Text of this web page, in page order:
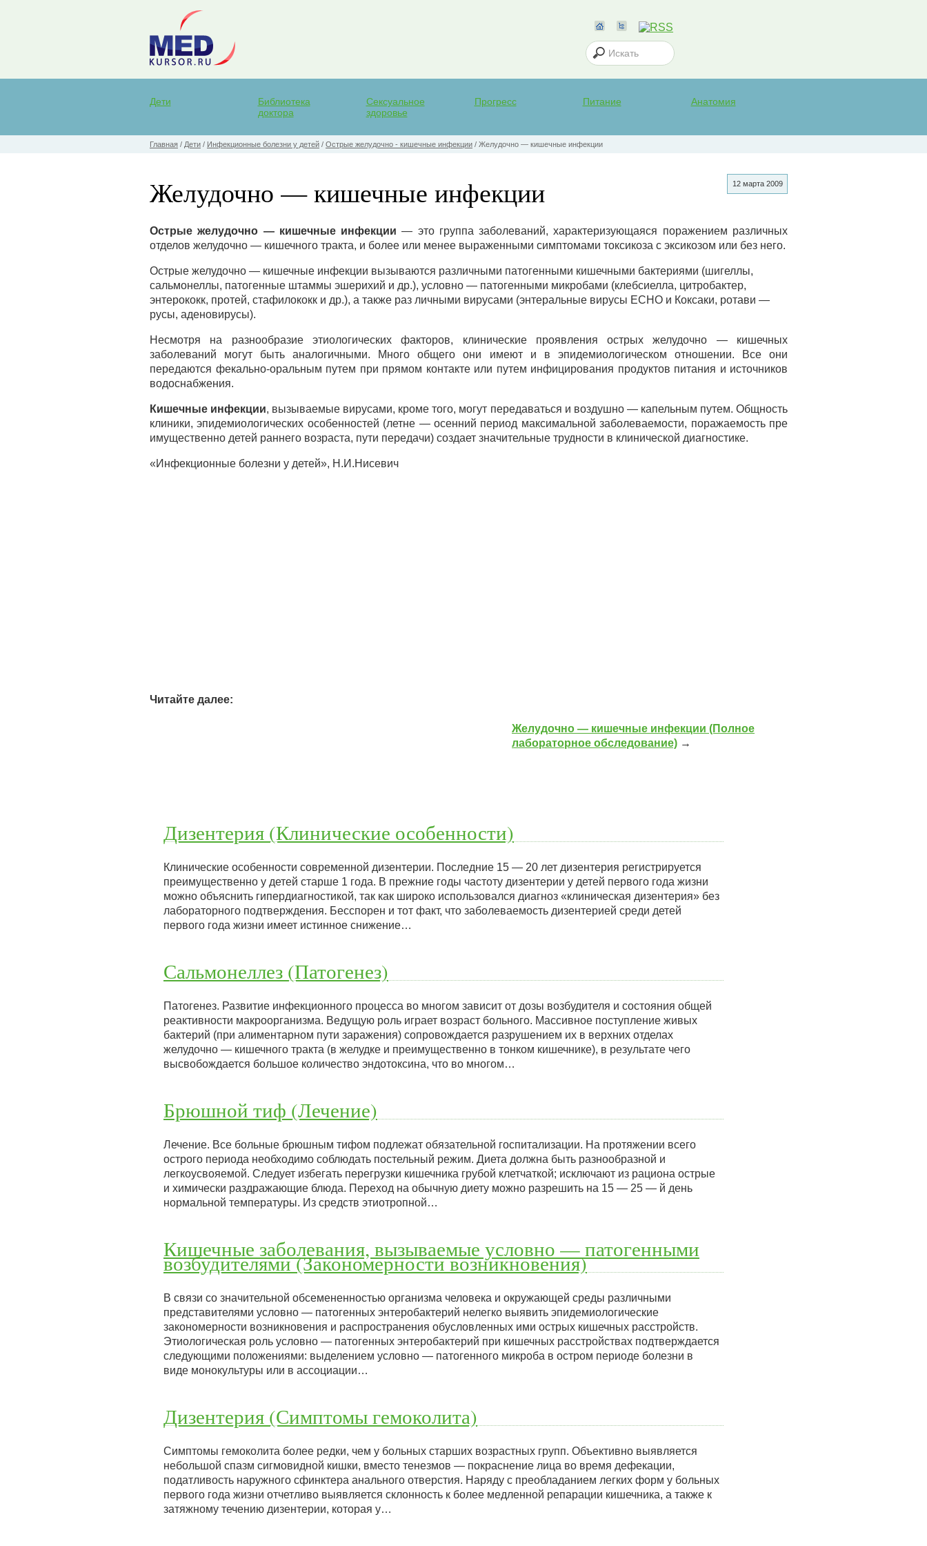
Дети
Библиотека
доктора
Сексуальное
здоровье
Прогресс Питание Анатомия
Главная / Дети / Инфекционные болезни у детей / Острые желудочно - кишечные инфекции / Желудочно — кишечные инфекции
12 марта 2009
Желудочно — кишечные инфекции
Острые желудочно — кишечные инфекции — это группа заболеваний, характеризующаяся поражением различных
отделов желудочно — кишечного тракта, и более или менее выраженными симптомами токсикоза с эксикозом или без него.
Острые желудочно — кишечные инфекции вызываются различными патогенными кишечными бактериями (шигеллы,
сальмонеллы, патогенные штаммы эшерихий и др.), условно — патогенными микробами (клебсиелла, цитробактер,
энтерококк, протей, стафилококк и др.), а также раз личными вирусами (энтеральные вирусы ECHO и Коксаки, ротави —
русы, аденовирусы).
Несмотря на разнообразие этиологических факторов, клинические проявления острых желудочно — кишечных
заболеваний могут быть аналогичными. Много общего они имеют и в эпидемиологическом отношении. Все они
передаются фекально-оральным путем при прямом контакте или путем инфицирования продуктов питания и источников
водоснабжения.
Кишечные инфекции, вызываемые вирусами, кроме того, могут передаваться и воздушно — капельным путем. Общность
клиники, эпидемиологических особенностей (летне — осенний период максимальной заболеваемости, поражаемость пре
имущественно детей раннего возраста, пути передачи) создает значительные трудности в клинической диагностике.
«Инфекционные болезни у детей», Н.И.Нисевич
Читайте далее:
Желудочно — кишечные инфекции (Полное
лабораторное обследование) →
Дизентерия (Клинические особенности)
Клинические особенности современной дизентерии. Последние 15 — 20 лет дизентерия регистрируется
преимущественно у детей старше 1 года. В прежние годы частоту дизентерии у детей первого года жизни
можно объяснить гипердиагностикой, так как широко использовался диагноз «клиническая дизентерия» без
лабораторного подтверждения. Бесспорен и тот факт, что заболеваемость дизентерией среди детей
первого года жизни имеет истинное снижение…
Сальмонеллез (Патогенез)
Патогенез. Развитие инфекционного процесса во многом зависит от дозы возбудителя и состояния общей
реактивности макроорганизма. Ведущую роль играет возраст больного. Массивное поступление живых
бактерий (при алиментарном пути заражения) сопровождается разрушением их в верхних отделах
желудочно — кишечного тракта (в желудке и преимущественно в тонком кишечнике), в результате чего
высвобождается большое количество эндотоксина, что во многом…
Брюшной тиф (Лечение)
Лечение. Все больные брюшным тифом подлежат обязательной госпитализации. На протяжении всего
острого периода необходимо соблюдать постельный режим. Диета должна быть разнообразной и
легкоусвояемой. Следует избегать перегрузки кишечника грубой клетчаткой; исключают из рациона острые
и химически раздражающие блюда. Переход на обычную диету можно разрешить на 15 — 25 — й день
нормальной температуры. Из средств этиотропной…
Кишечные заболевания, вызываемые условно — патогенными
возбудителями (Закономерности возникновения)
В связи со значительной обсемененностью организма человека и окружающей среды различными
представителями условно — патогенных энтеробактерий нелегко выявить эпидемиологические
закономерности возникновения и распространения обусловленных ими острых кишечных расстройств.
Этиологическая роль условно — патогенных энтеробактерий при кишечных расстройствах подтверждается
следующими положениями: выделением условно — патогенного микроба в остром периоде болезни в
виде монокультуры или в ассоциации…
Дизентерия (Симптомы гемоколита)
Симптомы гемоколита более редки, чем у больных старших возрастных групп. Объективно выявляется
небольшой спазм сигмовидной кишки, вместо тенезмов — покраснение лица во время дефекации,
податливость наружного сфинктера анального отверстия. Наряду с преобладанием легких форм у больных
первого года жизни отчетливо выявляется склонность к более медленной репарации кишечника, а также к
затяжному течению дизентерии, которая у…